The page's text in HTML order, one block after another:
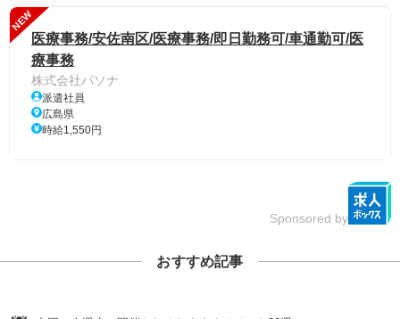
NEW
医療事務/安佐南区/医療事務/即日勤務可/車通勤可/医
療事務
株式会社パソナ
派遣社員
広島県
時給1,550円
Sponsored by
おすすめ記事